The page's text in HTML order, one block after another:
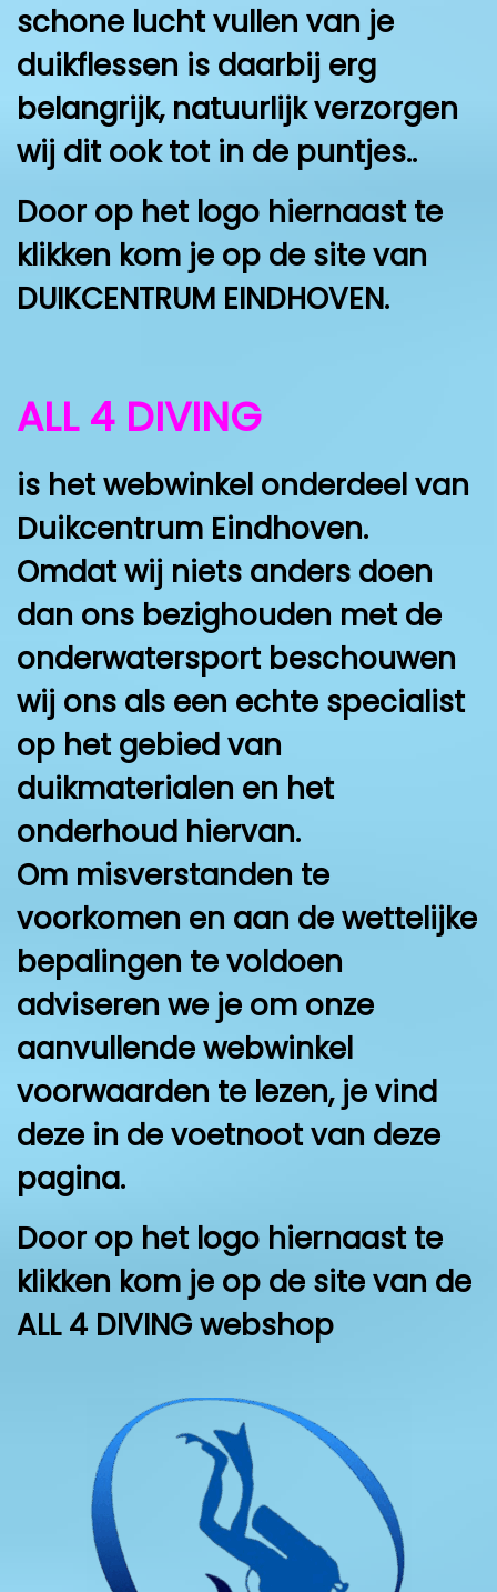
schone lucht vullen van je
duikflessen is daarbij erg
belangrijk, natuurlijk verzorgen
wij dit ook tot in de puntjes..
Door op het logo hiernaast te
klikken kom je op de site van
DUIKCENTRUM EINDHOVEN.
ALL 4 DIVING
is het webwinkel onderdeel van
Duikcentrum Eindhoven.
Omdat wij niets anders doen
dan ons bezighouden met de
onderwatersport beschouwen
wij ons als een echte specialist
op het gebied van
duikmaterialen en het
onderhoud hiervan.
Om misverstanden te
voorkomen en aan de wettelijke
bepalingen te voldoen
adviseren we je om onze
aanvullende webwinkel
voorwaarden te lezen, je vind
deze in de voetnoot van deze
pagina.
Door op het logo hiernaast te
klikken kom je op de site van de
ALL 4 DIVINGwebshop